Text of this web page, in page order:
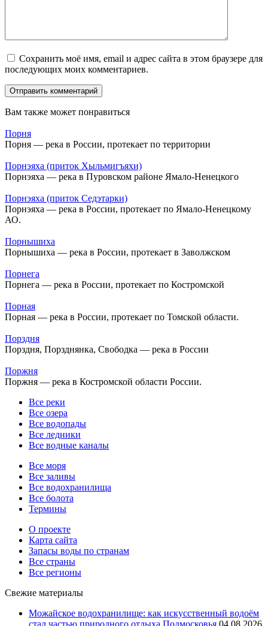
Сохранить моё имя, email и адрес сайта в этом браузере для
последующих моих комментариев.
Вам также может понравиться
Порня
Порня — река в России, протекает по территории
Порнэяха (приток Хыльмигъяхи)
Порнэяха — река в Пуровском районе Ямало-Ненецкого
Порнэяха (приток Седэтарки)
Порнэяха — река в России, протекает по Ямало-Ненецкому
АО.
Порнышиха
Порнышиха — река в России, протекает в Заволжском
Порнега
Порнега — река в России, протекает по Костромской
Порная
Порная — река в России, протекает по Томской области.
Порздня
Порздня, Порзднянка, Свободка — река в России
Поржня
Поржня — река в Костромской области России.
Все реки
Все озера
Все водопады
Все ледники
Все водные каналы
Все моря
Все заливы
Все водохранилища
Все болота
Термины
О проекте
Карта сайта
Запасы воды по странам
Все страны
Все регионы
Свежие материалы
Можайское водохранилище: как искусственный водоём
стал частью природного отдыха Подмосковья 04.08.2026